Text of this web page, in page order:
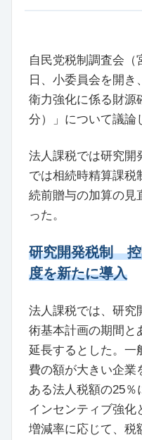
自民党税制調査会（
日、小委員会を開
衛力強化に係る財源
分）」について議論
法人課税では研究開
では相続時精算課税
続前贈与の加算の見
った。
研究開発税制 控
度を新たに導入
法人課税では、研究
術基本計画の期間と
延長するとした。一
費の額が大きい企業
ある法人税額の25％
インセンティブ強化
増減率に応じて、税